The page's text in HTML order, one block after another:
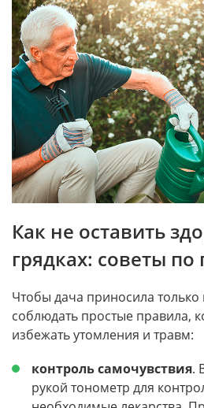
Как не оставить
грядках: советы
Чтобы дача приносила только
соблюдать простые правила,
избежать утомления и травм:
контроль самочувствия.
рукой тонометр для